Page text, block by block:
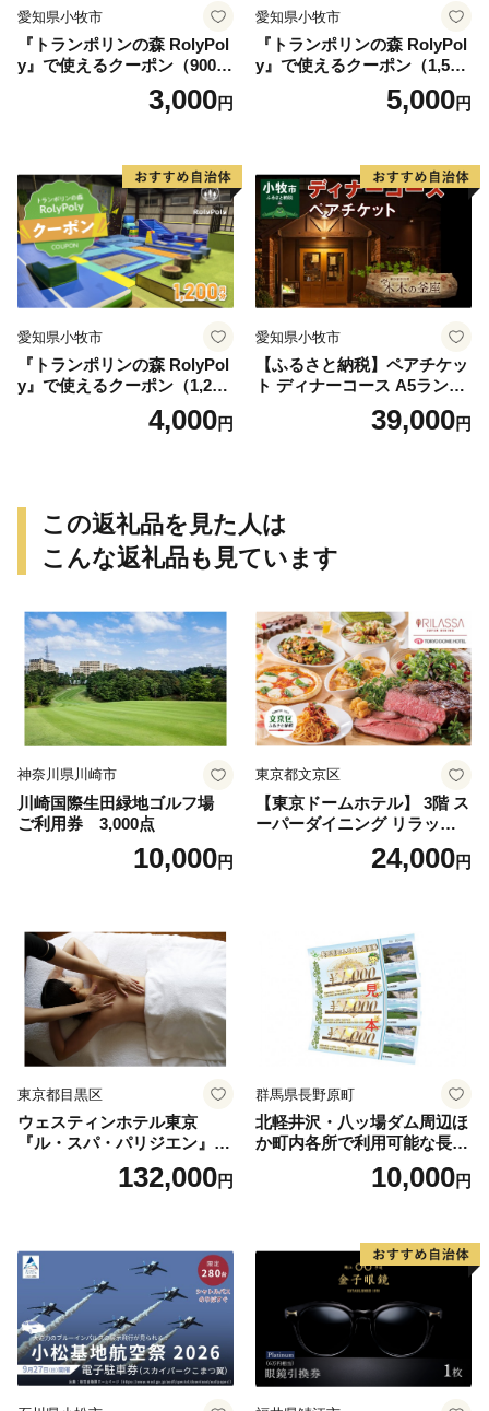
愛知県小牧市
『トランポリンの森 RolyPol
y』で使えるクーポン（900
3,000円
愛知県小牧市
『トランポリンの森 RolyPol
y』で使えるクーポン（1,500
5,000円
愛知県小牧市
『トランポリンの森 RolyPol
y』で使えるクーポン（1,200
4,000円
愛知県小牧市
【ふるさと納税】ペアチケッ
ト ディナーコース A5ランク
飛騨牛 コース 記念日 お誕生
日 特別な日 完全個室 ノンア
県 小牧市 送料無料
39,000円
この返礼品を見た人は
こんな返礼品も見ています
神奈川県川崎市
川崎国際生田緑地ゴルフ場
ご利用券 3,000点
10,000円
東京都文京区
【東京ドームホテル】 3階 ス
ーパーダイニング リラッサ
ランチブッフェ お食事券 大
人1名様分 関東 東京 ご利用
24,000円
東京都目黒区
ウェスティンホテル東京
『ル・スパ・パリジエン』選
べるボディセラピー90分/1名
132,000円
群馬県長野原町
北軽井沢・八ッ場ダム周辺ほ
か町内各所で利用可能な長野
原町ふるさと感謝券（3,000
円分）【トラベル 観光 旅行
10,000円